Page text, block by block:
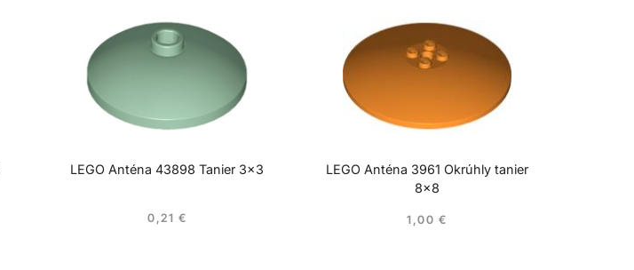
LEGO Anténa 43898 Tanier 3×3
0,21 €
LEGO Anténa 3961 Okrúhly tanier
8×8
1,00 €